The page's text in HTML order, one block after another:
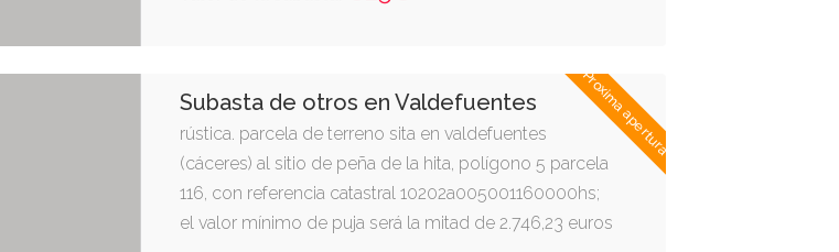
Proxima apertura
Subasta de otros en Valdefuentes
rústica. parcela de terreno sita en valdefuentes
(cáceres) al sitio de peña de la hita, polígono 5 parcela
116, con referencia catastral 10202a005001160000hs;
el valor mínimo de puja será la mitad de 2.746,23 euros